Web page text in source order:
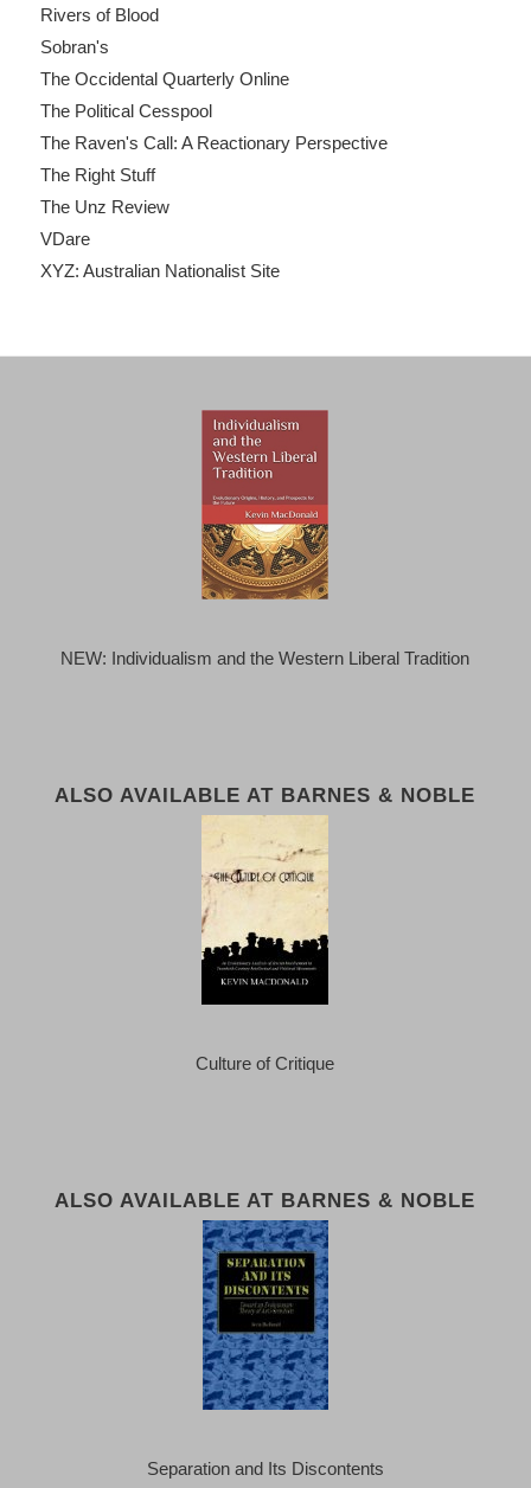
Rivers of Blood
Sobran's
The Occidental Quarterly Online
The Political Cesspool
The Raven's Call: A Reactionary Perspective
The Right Stuff
The Unz Review
VDare
XYZ: Australian Nationalist Site
NEW: Individualism and the Western Liberal Tradition
ALSO AVAILABLE AT BARNES & NOBLE
Culture of Critique
ALSO AVAILABLE AT BARNES & NOBLE
Separation and Its Discontents